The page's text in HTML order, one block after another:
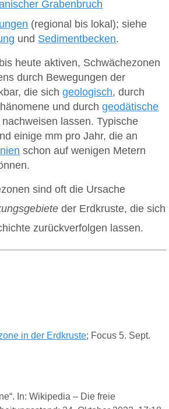
Grabenbruch
(regional bis lokal); siehe
und Sedimentbecken.
heute aktiven, Schwächezonen
durch Bewegungen der
die sichgeologisch, durch
und durchgeodätische
lassen. Typische
einige mm pro Jahr, die an
schon auf wenigen Metern
sind oft die Ursache
der Erdkruste, die sich
zurückverfolgen lassen.
in der Erdkruste; Focus 5. Sept.
In: Wikipedia – Die freie